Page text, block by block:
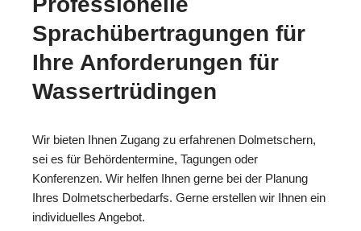
Sprachübertragungen für
Ihre Anforderungen für
Wassertrüdingen
Wir bieten Ihnen Zugang zu erfahrenen Dolmetschern,
sei es für Behördentermine, Tagungen oder
Konferenzen. Wir helfen Ihnen gerne bei der Planung
Ihres Dolmetscherbedarfs. Gerne erstellen wir Ihnen ein
individuelles Angebot.